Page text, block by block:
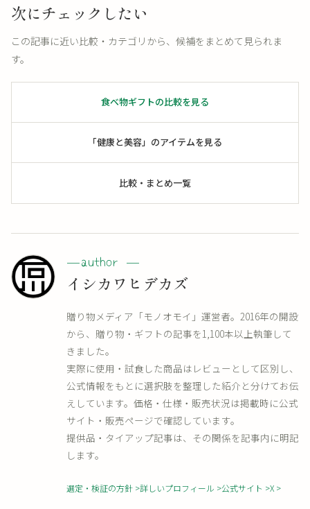
次にチェックしたい
この記事に近い比較・カテゴリから、候補をまとめて見られま
す。
食べ物ギフトの比較を見る
「健康と美容」のアイテムを見る
比較・まとめ一覧
イシカワヒデカズ
贈り物メディア「モノオモイ」運営者。2016年の開設
から、贈り物・ギフトの記事を1,100本以上執筆して
きました。
実際に使用・試食した商品はレビューとして区別し、
公式情報をもとに選択肢を整理した紹介と分けてお伝
えしています。価格・仕様・販売状況は掲載時に公式
サイト・販売ページで確認しています。
提供品・タイアップ記事は、その関係を記事内に明記
します。
選定・検証の方針 詳しいプロフィール 公式サイト X